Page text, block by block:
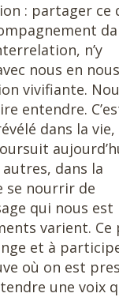
: partager ce
n’y
nous en nous
vivifiante.
entendre.
dans la vie,
dans la
se nourrir de
qui nous est
varient. Ce
et à
où on est
une voix